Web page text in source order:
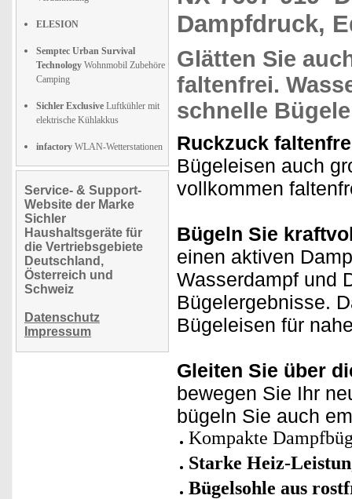
ELESION
Semptec Urban Survival
Technology Wohnmobil Zubehöre
Camping
Sichler Exclusive Luftkühler mit
elektrische Kühlakkus
infactory WLAN-Wetterstationen
Service- & Support-
Website der Marke
Sichler
Haushaltsgeräte für
die Vertriebsgebiete
Deutschland,
Österreich und
Schweiz
Datenschutz
Impressum
Dampfdruck,
Glätten Sie
faltenfrei.
schnelle
Ruckzuck
Bügeleisen auch
vollkommen
Bügeln Sie
einen aktiven
Wasserdampf und
Bügelergebnisse.
Bügeleisen für
Gleiten Sie über
bewegen Sie Ihr
bügeln Sie auch
Kompakte
Starke Heiz-
Bügelsohle aus